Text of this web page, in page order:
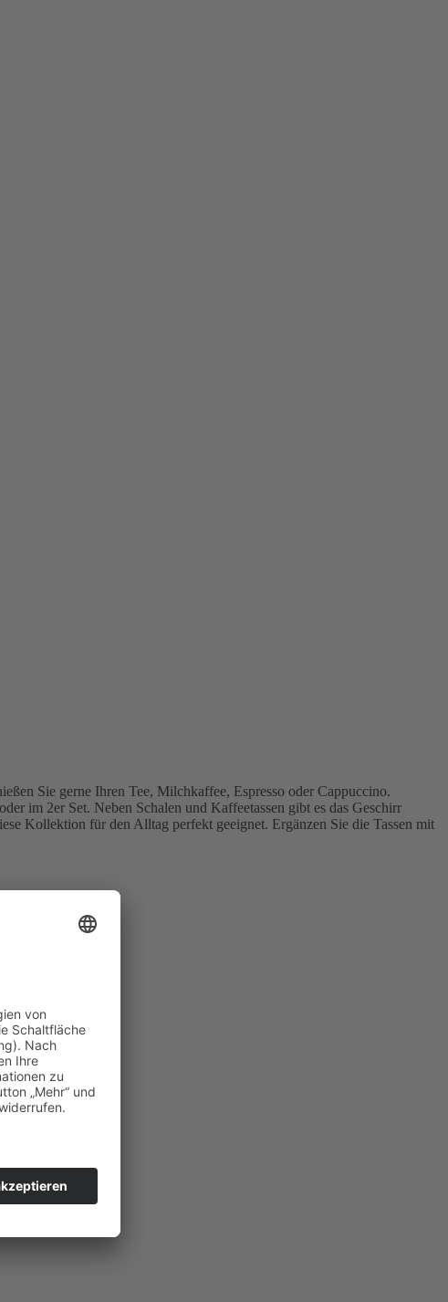
Sie gerne Ihren Tee, Milchkaffee, Espresso oder Cappuccino.
im 2er Set. Neben Schalen und Kaffeetassen gibt es das Geschirr
Kollektion für den Alltag perfekt geeignet. Ergänzen Sie die Tassen mit